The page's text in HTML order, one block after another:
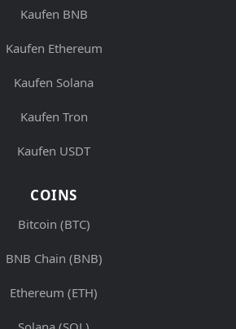
Kaufen BNB
Kaufen Ethereum
Kaufen Solana
Kaufen Tron
Kaufen USDT
COINS
Bitcoin (BTC)
BNB Chain (BNB)
Ethereum (ETH)